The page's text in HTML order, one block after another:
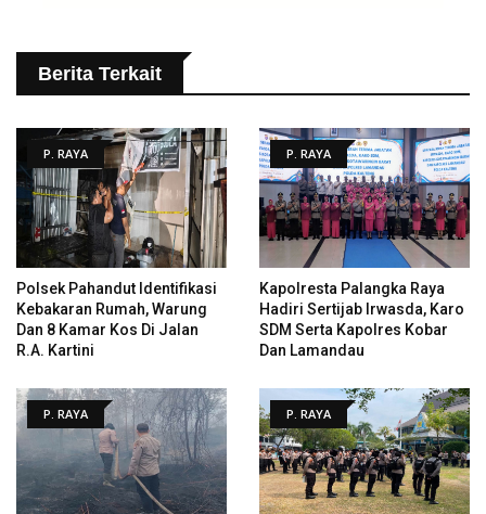
Berita Terkait
P. RAYA
Polsek Pahandut Identifikasi
Kebakaran Rumah, Warung
Dan 8 Kamar Kos Di Jalan
R.A. Kartini
P. RAYA
Kapolresta Palangka Raya
Hadiri Sertijab Irwasda, Karo
SDM Serta Kapolres Kobar
Dan Lamandau
P. RAYA P. RAYA